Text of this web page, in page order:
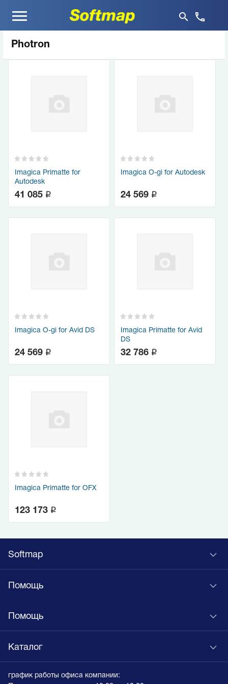
Меню
Photron
Imagica Primatte for
Autodesk
41 085 q
Imagica O-gi for Autodesk
24 569 q
Imagica O-gi for Avid DS
24 569 q
Imagica Primatte for Avid
DS
32 786 q
Imagica Primatte for OFX
123 173 q
Softmap
Помощь
Помощь
Каталог
график работы офиса компании: